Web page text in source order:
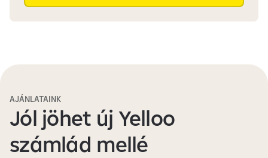
AJÁNLATAINK
Jól jöhet új Yelloo
számlád mellé